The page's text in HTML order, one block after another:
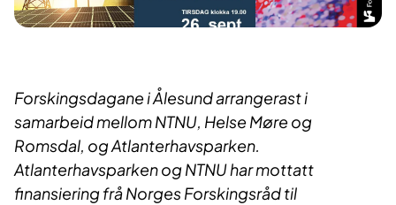
Forskingsdagane i Ålesund arrangerast i
samarbeid mellom NTNU, Helse Møre og
Romsdal, og Atlanterhavsparken.
Atlanterhavsparken og NTNU har mottatt
finansiering frå Norges Forskingsråd til